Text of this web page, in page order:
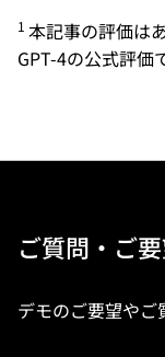
1 本記事の評価は
GPT-4の公式評価
ご質問・ご
デモのご要望やご